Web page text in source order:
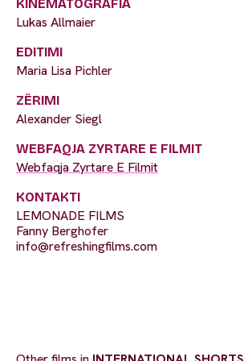
KINEMATOGRAFIA
Lukas Allmaier
EDITIMI
Maria Lisa Pichler
ZËRIMI
Alexander Siegl
WEBFAQJA ZYRTARE E FILMIT
Webfaqja Zyrtare E Filmit
KONTAKTI
LEMONADE FILMS
Fanny Berghofer
info@refreshingfilms.com